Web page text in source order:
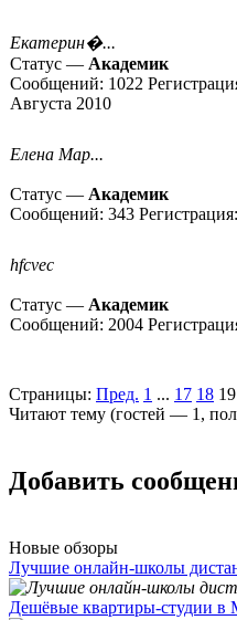
Екатерин�...
Статус — Академик
Сообщений: 1022
Августа 2010
Елена Мар...
Статус — Академик
Сообщений: 343 Регистрация:
hfcvec
Статус — Академик
Сообщений: 2004
Страницы: Пред. 1 ... 17 18 19
Читают тему (гостей — 1 ,
Добавить
Новые обзоры
Лучшие онлайн-школы
Дешёвые квартиры-студии в